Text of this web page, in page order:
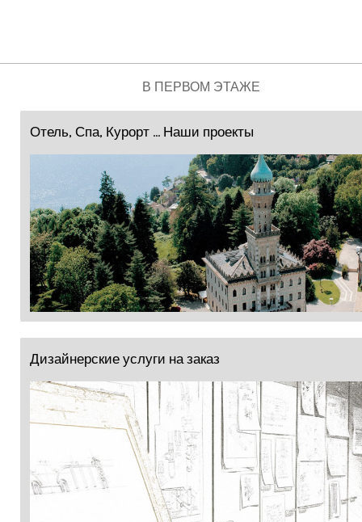
В ПЕРВОМ ЭТАЖЕ
Отель, Спа, Курорт ... Наши проекты
Дизайнерские услуги на заказ